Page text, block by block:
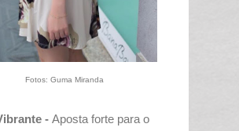
Fotos: Guma Miranda
- Aposta forte para o